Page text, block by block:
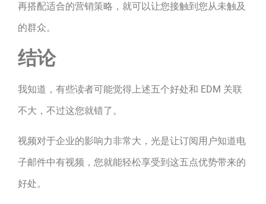
再搭配适合的营销策略，就可以让您接触到您从未触及
的群众。
结论
我知道，有些读者可能觉得上述五个好处和 EDM 关联
不大，不过这您就错了。
视频对于企业的影响力非常大，光是让订阅用户知道电
子邮件中有视频，您就能轻松享受到这五点优势带来的
好处。